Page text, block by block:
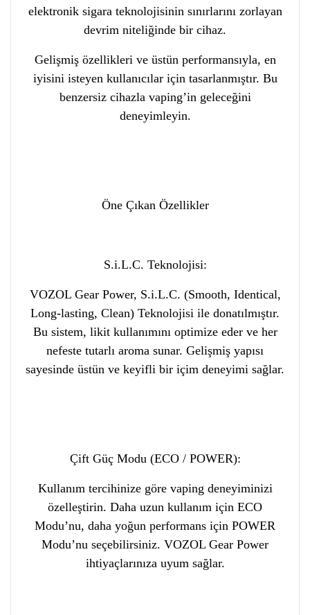
elektronik sigara teknolojisinin sınırlarını zorlayan
devrim niteliğinde bir cihaz.
Gelişmiş özellikleri ve üstün performansıyla, en
iyisini isteyen kullanıcılar için tasarlanmıştır. Bu
benzersiz cihazla vaping’in geleceğini
deneyimleyin.
Öne Çıkan Özellikler
S.i.L.C. Teknolojisi:
VOZOL Gear Power, S.i.L.C. (Smooth, Identical,
Long-lasting, Clean) Teknolojisi ile donatılmıştır.
Bu sistem, likit kullanımını optimize eder ve her
nefeste tutarlı aroma sunar. Gelişmiş yapısı
sayesinde üstün ve keyifli bir içim deneyimi sağlar.
Çift Güç Modu (ECO / POWER):
Kullanım tercihinize göre vaping deneyiminizi
özelleştirin. Daha uzun kullanım için ECO
Modu’nu, daha yoğun performans için POWER
Modu’nu seçebilirsiniz. VOZOL Gear Power
ihtiyaçlarınıza uyum sağlar.